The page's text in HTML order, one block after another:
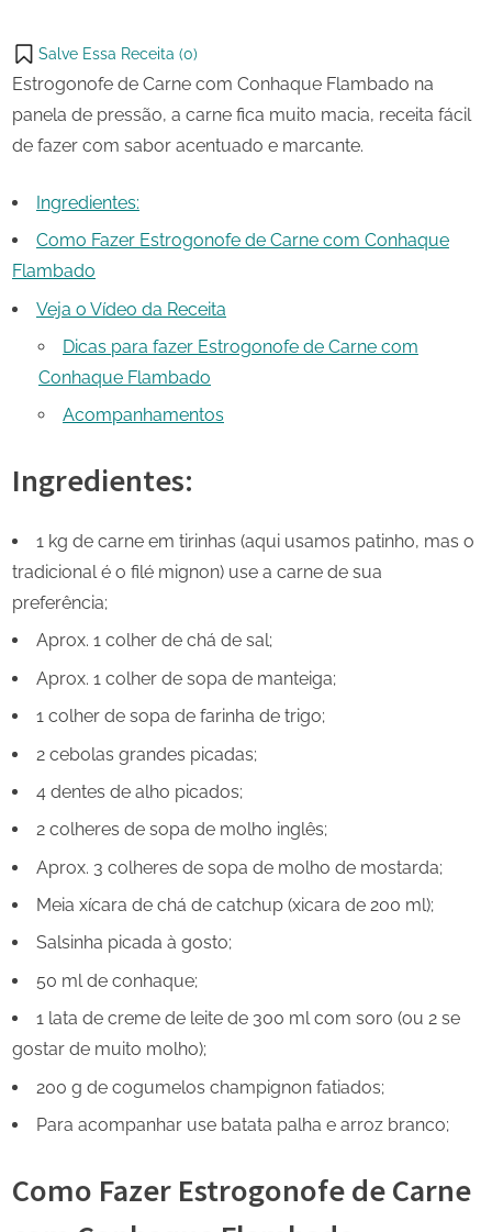
on
X
Salve Essa Receita (0)
Estrogonofe de Carne com Conhaque Flambado na
panela de pressão, a carne fica muito macia, receita fácil
de fazer com sabor acentuado e marcante.
Ingredientes:
Como Fazer Estrogonofe de Carne com Conhaque
Flambado
Veja o Vídeo da Receita
Dicas para fazer Estrogonofe de Carne com
Conhaque Flambado
Acompanhamentos
Ingredientes:
1 kg de carne em tirinhas (aqui usamos patinho, mas o
tradicional é o filé mignon) use a carne de sua
preferência;
Aprox. 1 colher de chá de sal;
Aprox. 1 colher de sopa de manteiga;
1 colher de sopa de farinha de trigo;
2 cebolas grandes picadas;
4 dentes de alho picados;
2 colheres de sopa de molho inglês;
Aprox. 3 colheres de sopa de molho de mostarda;
Meia xícara de chá de catchup (xicara de 200 ml);
Salsinha picada à gosto;
50 ml de conhaque;
1 lata de creme de leite de 300 ml com soro (ou 2 se
gostar de muito molho);
200 g de cogumelos champignon fatiados;
Para acompanhar use batata palha e arroz branco;
Como Fazer Estrogonofe de Carne